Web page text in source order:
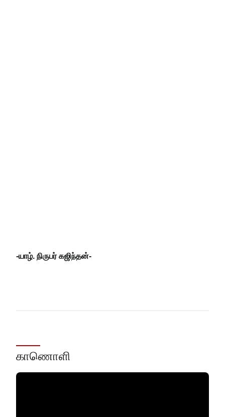
-யாழ். நிருபர் கஜிந்தன்-
காணொளி